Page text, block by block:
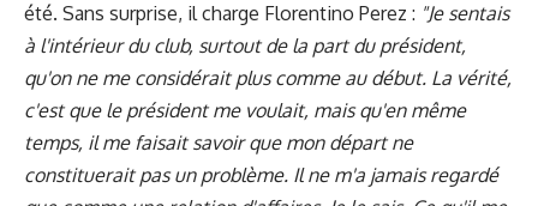
été. Sans surprise, il charge Florentino Perez : "Je sentais
à l'intérieur du club, surtout de la part du président,
qu'on ne me considérait plus comme au début. La vérité,
c'est que le président me voulait, mais qu'en même
temps, il me faisait savoir que mon départ ne
constituerait pas un problème. Il ne m'a jamais regardé